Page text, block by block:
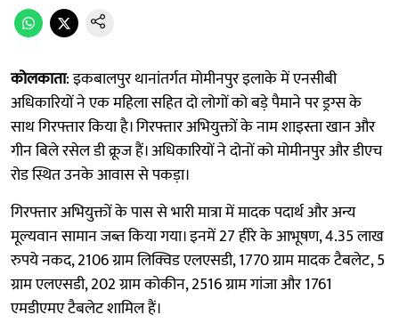
कोलकाता: इकबालपुर थानांतर्गत मोमीनपुर इलाके में एनसीबी
अधिकारियों ने एक महिला सहित दो लोगों को बड़े पैमाने पर ड्रग्स के
साथ गिरफ्तार किया है। गिरफ्तार अभियुक्तों के नाम शाइस्ता खान और
गीन बिले रसेल डी क्रूज हैं। अधिकारियों ने दोनों को मोमीनपुर और डीएच
रोड स्थित उनके आवास से पकड़ा।
गिरफ्तार अभियुक्तों के पास से भारी मात्रा में मादक पदार्थ और अन्य
मूल्यवान सामान जब्त किया गया। इनमें 27 हीरे के आभूषण, 4.35 लाख
रुपये नकद, 2106 ग्राम लिक्विड एलएसडी, 1770 ग्राम मादक टैबलेट, 5
ग्राम एलएसडी, 202 ग्राम कोकीन, 2516 ग्राम गांजा और 1761
एमडीएमए टैबलेट शामिल हैं।